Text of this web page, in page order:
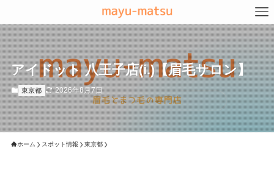
アイドット 八王子店(i.)【眉毛サロン】
東京都 2026年8月7日
ホーム スポット情報 東京都